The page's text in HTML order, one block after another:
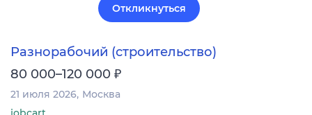
Откликнуться
Разнорабочий (строительство)
80 000–120 000 ₽
21 июля 2026 Москва